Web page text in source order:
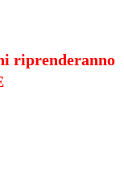
riprenderanno